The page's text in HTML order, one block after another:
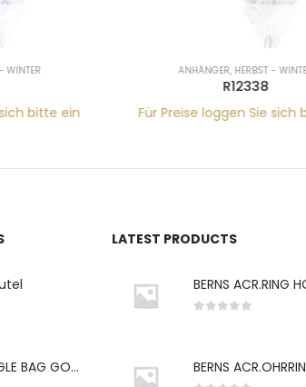
bitte ein
ANHÄNGER,HERBST - WINTER
R12338
Für Preise loggen Sie sich
BERNS TRIANGLE BAG GO-WH "S" 7*5CM
LATEST PRODUCTS